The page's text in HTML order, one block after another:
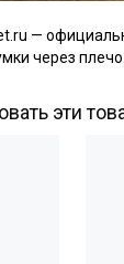
—
через
эти